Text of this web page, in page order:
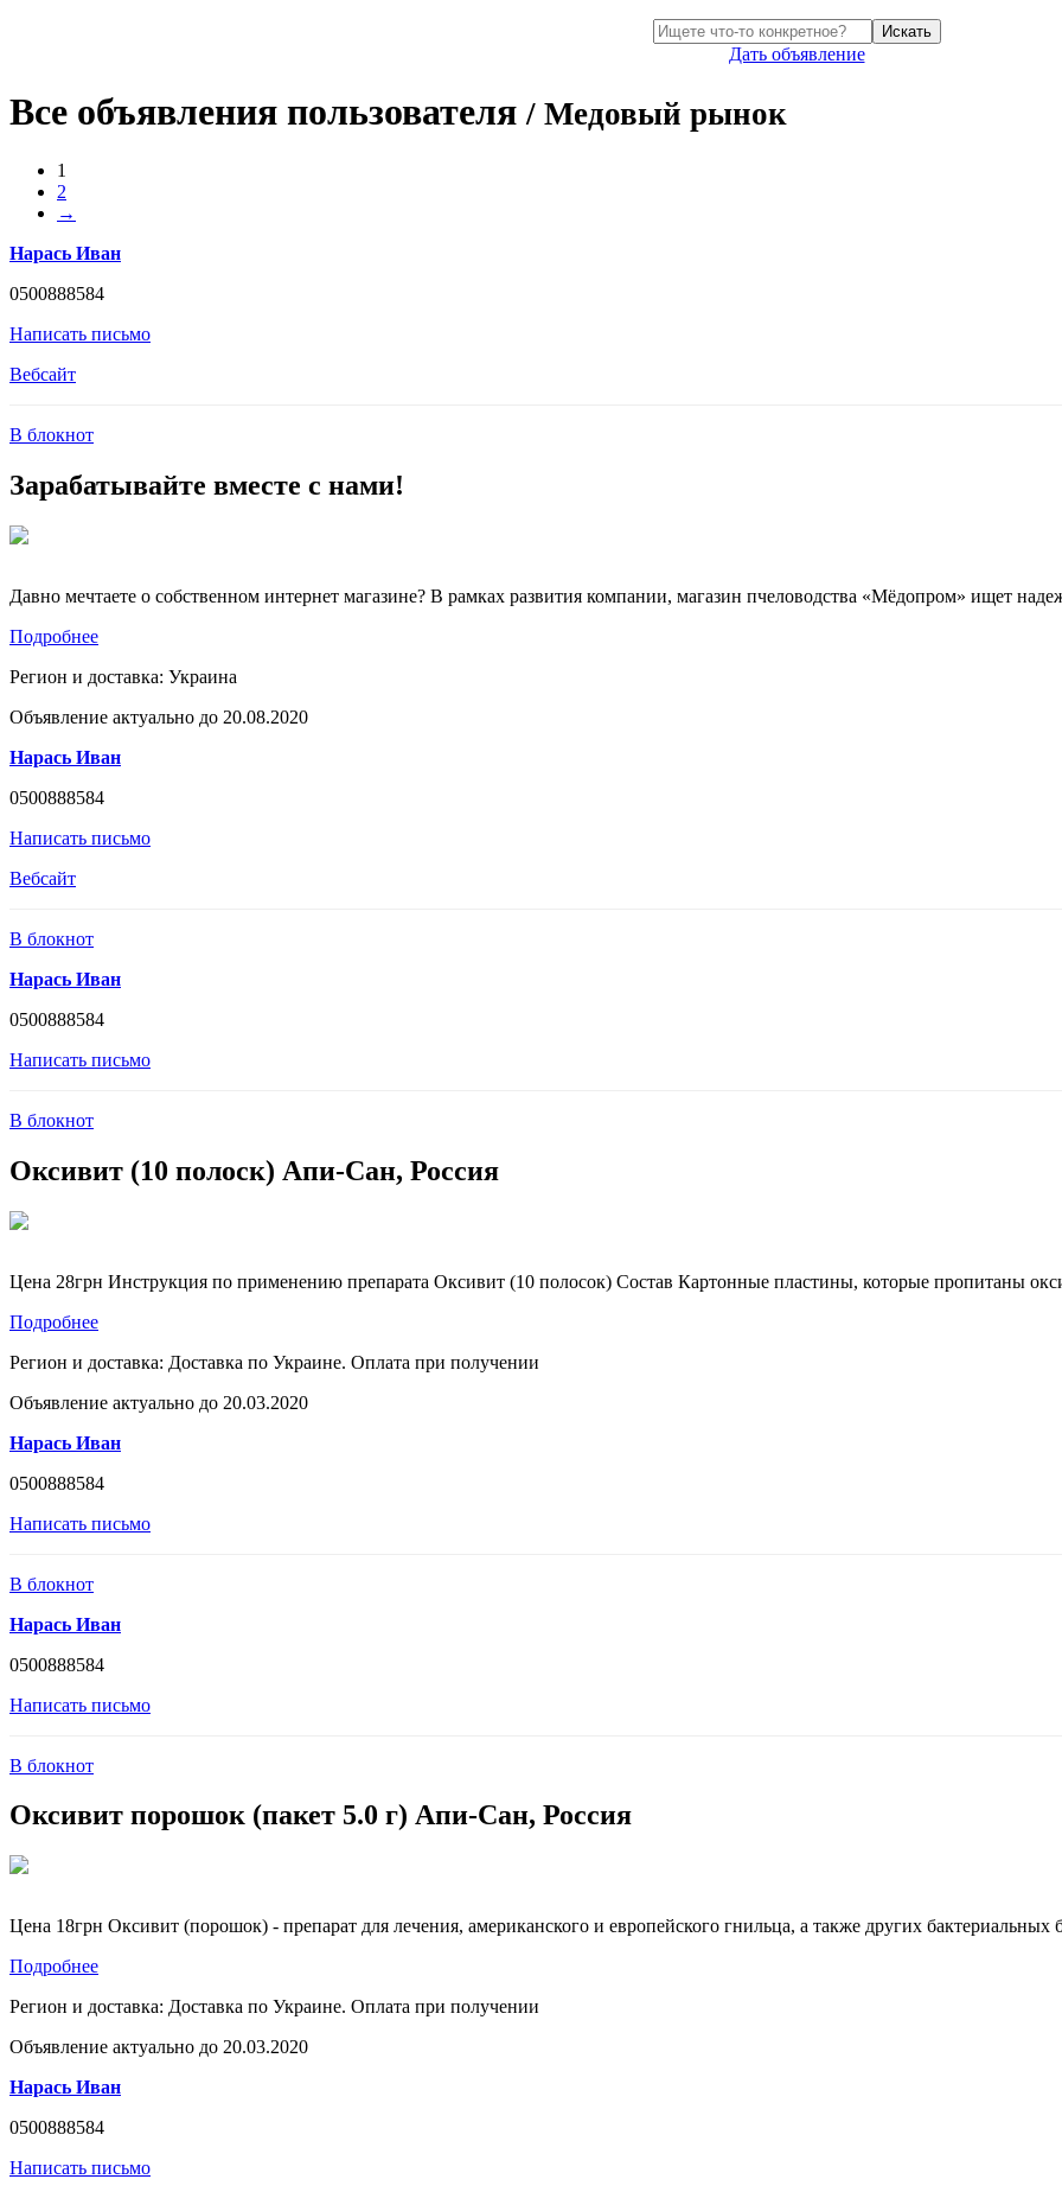
Искать
Дать объявление
Все объявления пользователя/ Медовый рынок
1
2
→
Нарась Иван
0500888584
Написать письмо
Вебсайт
В блокнот
Зарабатывайте вместе с нами!
Давно мечтаете о собственном интернет магазине? В рамках развития компании, магазин пчеловодства «Мёдопром» ищет
Подробнее
Регион и доставка: Украина
Объявление актуально до 20.08.2020
Нарась Иван
0500888584
Написать письмо
Вебсайт
В блокнот
Нарась Иван
0500888584
Написать письмо
В блокнот
Оксивит (10 полоск) Апи-Сан, Россия
Цена 28грн Инструкция по применению препарата Оксивит (10 полосок) Состав Картонные пластины, которые пропитаны
Подробнее
Регион и доставка: Доставка по Украине. Оплата при получении
Объявление актуально до 20.03.2020
Нарась Иван
0500888584
Написать письмо
В блокнот
Нарась Иван
0500888584
Написать письмо
В блокнот
Оксивит порошок (пакет 5.0 г) Апи-Сан, Россия
Цена 18грн Оксивит (порошок) - препарат для лечения, американского и европейского гнильца, а также других
Подробнее
Регион и доставка: Доставка по Украине. Оплата при получении
Объявление актуально до 20.03.2020
Нарась Иван
0500888584
Написать письмо